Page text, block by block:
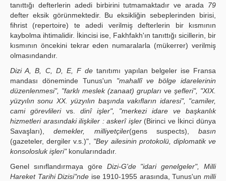
tanıttığı defterlerin adedi birbirini tutmamaktadır ve arada 79
defter eksik görünmektedir. Bu eksikliğin sebeplerinden birisi,
fihrist (repertoire) te adedi verilmiş defterlerin bir kısmının
kaybolma ihtimalidir. İkincisi ise, Fakhfakh'ın tanıttığı sicillerin, bir
kısmının öncekini tekrar eden numaralarla (mükerrer) verilmiş
olmasındandır.
Dizi A, B, C, D, E, F de tanıtımı yapılan belgeler ise Fransa
mandası döneminde Tunus'un "mahallî ve bölge idarelerinin
düzenlenmesi", "farklı meslek (zanaat) grupları ve şefleri", "XIX.
yüzyılın sonu XX. yüzyılın başında vakıfların idaresi", "camiler,
cami görevlilerivs. dinî işler", "merkezi idare ve başkanlık
hizmetleri arasındaki ilişkiler : askerî işler(Birinci ve İkinci dünya
Savaşları),demekler, milliyetçiler(gens suspects), basın
(gazeteler, dergiler v.s.)", "Bey ailesinin protokolü, diplomatik ve
konsolosluk işleri"konularındadır.
Genel sınıflandırmaya göre Dizi-G'de "idari genelgeler", Milli
Hareket Tarihi Dizisi"nde ise 1910-1955 arasında, Tunus'unmilli